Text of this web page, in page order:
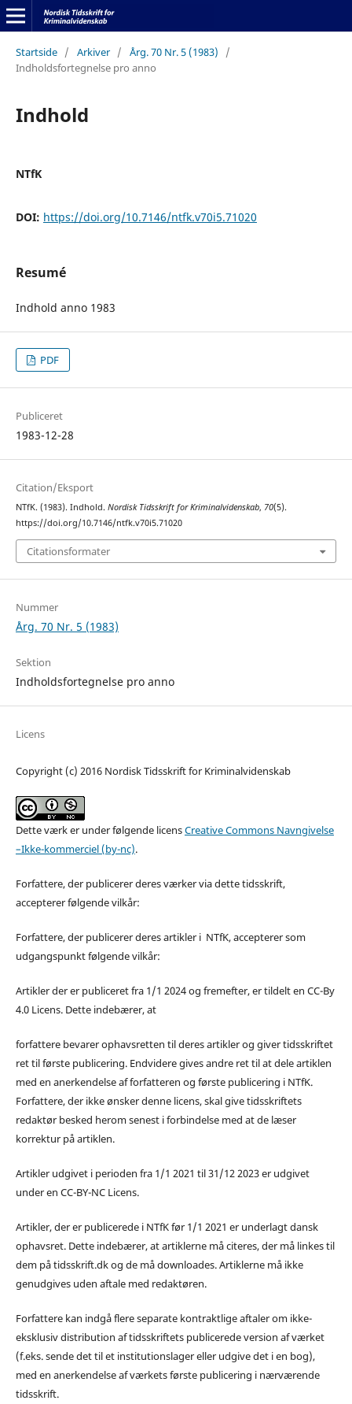
Startside / Arkiver / Årg. 70 Nr. 5 (1983)
/
Indholdsfortegnelse pro anno
Indhold
NTfK
DOI: https://doi.org/10.7146/ntfk.v70i5.71020
Resumé
Indhold anno 1983
PDF
Publiceret
1983-12-28
Citation/Eksport
NTfK. (1983). Indhold. Nordisk Tidsskrift for Kriminalvidenskab, 70(5).
https://doi.org/10.7146/ntfk.v70i5.71020
Citationsformater
Nummer
Årg. 70 Nr. 5 (1983)
Sektion
Indholdsfortegnelse pro anno
Licens
Copyright (c) 2016 Nordisk Tidsskrift for Kriminalvidenskab
Dette værk er under følgende licensCreative Commons Navngivelse
–Ikke-kommerciel (by-nc).
Forfattere, der publicerer deres værker via dette tidsskrift,
accepterer følgende vilkår:
Forfattere, der publicerer deres artikler i NTfK, accepterer som
udgangspunkt følgende vilkår:
Artikler der er publiceret fra 1/1 2024 og fremefter, er tildelt en CC-By
4.0 Licens. Dette indebærer, at
forfattere bevarer ophavsretten til deres artikler og giver tidsskriftet
ret til første publicering. Endvidere gives andre ret til at dele artiklen
med en anerkendelse af forfatteren og første publicering i NTfK.
Forfattere, der ikke ønsker denne licens, skal give tidsskriftets
redaktør besked herom senest i forbindelse med at de læser
korrektur på artiklen.
Artikler udgivet i perioden fra 1/1 2021 til 31/12 2023 er udgivet
under en CC-BY-NC Licens.
Artikler, der er publicerede i NTfK før 1/1 2021 er underlagt dansk
ophavsret. Dette indebærer, at artiklerne må citeres, der må linkes til
dem på tidsskrift.dk og de må downloades. Artiklerne må ikke
genudgives uden aftale med redaktøren.
Forfattere kan indgå flere separate kontraktlige aftaler om ikke-
eksklusiv distribution af tidsskriftets publicerede version af værket
(f.eks. sende det til et institutionslager eller udgive det i en bog),
med en anerkendelse af værkets første publicering i nærværende
tidsskrift.